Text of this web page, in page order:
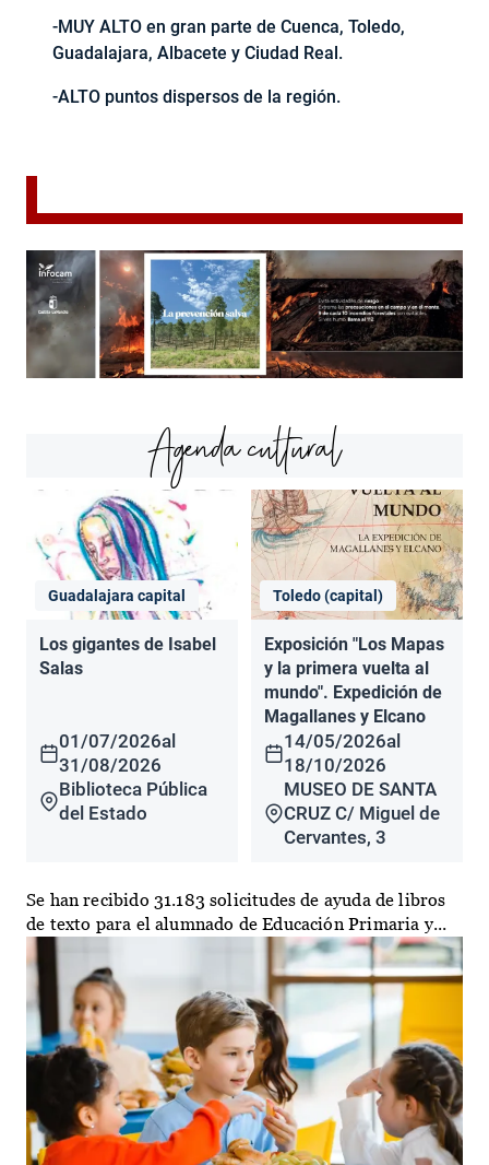
-MUY ALTO en gran parte de Cuenca, Toledo,
Guadalajara, Albacete y Ciudad Real.
-ALTO puntos dispersos de la región.
Agenda cultural
Guadalajara capital
Los gigantes de Isabel
Salas
01/07/2026al
31/08/2026
Biblioteca Pública
del Estado
Toledo (capital)
Exposición "Los Mapas
y la primera vuelta al
mundo". Expedición de
Magallanes y Elcano
14/05/2026al
18/10/2026
MUSEO DE SANTA
CRUZ C/ Miguel de
Cervantes, 3
Se han recibido 31.183 solicitudes de ayuda de libros
de texto para el alumnado de Educación Primaria y...